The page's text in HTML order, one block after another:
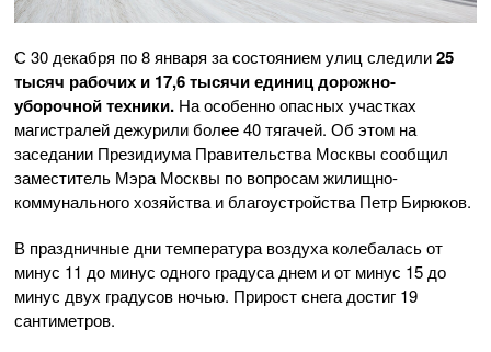
С 30 декабря по 8 января за состоянием улиц следили25
тысяч рабочих и 17,6 тысячи единиц дорожно-
уборочной техники. На особенно опасных участках
магистралей дежурили более 40 тягачей. Об этом на
заседании Президиума Правительства Москвы сообщил
заместитель Мэра Москвы по вопросам жилищно-
коммунального хозяйства и благоустройства Петр Бирюков.
В праздничные дни температура воздуха колебалась от
минус 11 до минус одного градуса днем и от минус 15 до
минус двух градусов ночью. Прирост снега достиг 19
сантиметров.